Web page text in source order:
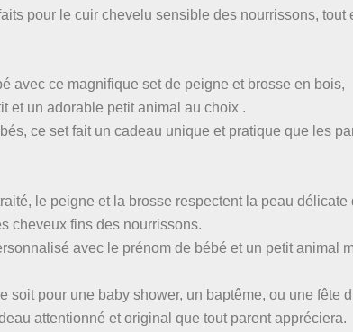
pour le cuir chevelu sensible des nourrissons, tout
avec ce magnifique set de peigne et brosse en bois,
et un adorable petit animal au choix .
ce set fait un cadeau unique et pratique que les
le peigne et la brosse respectent la peau délicate
cheveux fins des nourrissons.
avec le prénom de bébé et un petit animal
pour une baby shower, un baptême, ou une fête
attentionné et original que tout parent appréciera.